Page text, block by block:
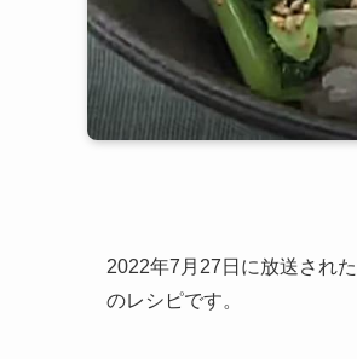
2022年7月27日に放送された
のレシピです。